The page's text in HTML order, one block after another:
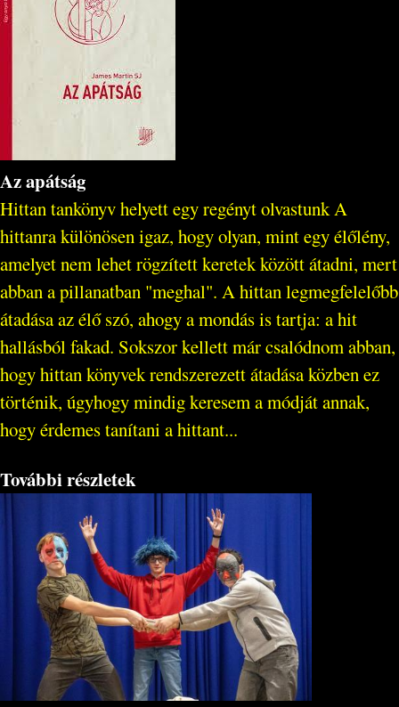
Az apátság
Hittan tankönyv helyett egy regényt olvastunk A
hittanra különösen igaz, hogy olyan, mint egy élőlény,
amelyet nem lehet rögzített keretek között átadni, mert
abban a pillanatban "meghal". A hittan legmegfelelőbb
átadása az élő szó, ahogy a mondás is tartja: a hit
hallásból fakad. Sokszor kellett már csalódnom abban,
hogy hittan könyvek rendszerezett átadása közben ez
történik, úgyhogy mindig keresem a módját annak,
hogy érdemes tanítani a hittant...
További részletek